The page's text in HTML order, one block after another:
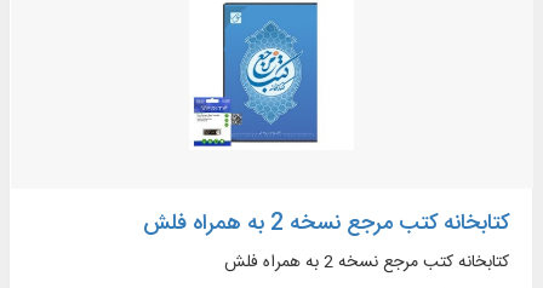
کتابخانه کتب مرجع نسخه 2 به همراه فلش
کتابخانه کتب مرجع نسخه 2 به همراه فلش